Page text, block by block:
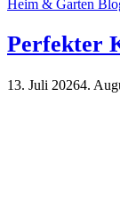
Heim & Garten
Perfekter
13. Juli 20264.